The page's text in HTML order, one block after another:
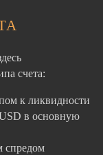
счета:
к ликвидности
в основную
спредом